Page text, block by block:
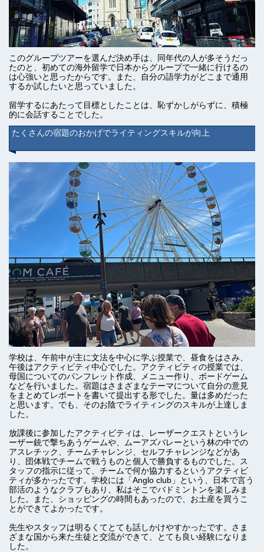
このグループツアーを選んだ決め手は、同年代の人が多そうだっ
たのと、初めての海外留学で日本からグループで一緒に行けるの
は心強いと思ったからです。また、自分の語学力がどこまで通用
するか試したいと思っていました。
留学するにあたって目標としたことは、恥ずかしがらずに、積極
的に会話することでした。
たくさんの宿題のおかげでライティングスキルが向上
学校は、午前中が主に文法を中心に学ぶ授業で、昼食をはさみ、
午後はアクティビティ中心でした。アクティビティの授業では、
母国についてのパンフレット作成、メニュー作り、ボードゲーム
などを行いました。宿題はさまざまなテーマについて自分の意見
をまとめてレポートを書いて提出する形でした。量は多めだった
と思います。でも、そのお陰でライティングのスキルが上達しま
した。
放課後に参加したアクティビティは、レーザークエストというレ
ーザー銃で撃ちあうゲームや、ムーアズバレーという林の中での
アスレチック、チームチャレンジ、セルフチャレンジなどがあ
り、団体戦でチームで戦うものと個人で勝負するものでした。ス
タッフの指示に従って、チームで何か協力するというアクティビ
ティが多かったです。学校には「Anglo club」という、日本で言う
部活のようなクラブもあり、私はそこでバドミントンを楽しみま
した。また、ショッピングの時間もあったので、お土産を買うこ
とができてよかったです。
先生やスタッフは明るくてとても話しかけやすかったです。さま
ざまな国から来た生徒と交流ができて、とても良い経験になりま
した。